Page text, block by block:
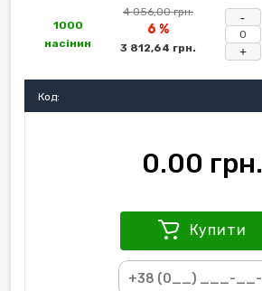
1000
насінин
4 056,00 грн.
6 %
3 812,64 грн. +
Код:
0.00 грн.
Купити